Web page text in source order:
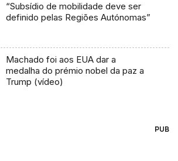
“Subsídio de mobilidade deve ser
definido pelas Regiões Autónomas”
Machado foi aos EUA dar a
medalha do prémio nobel da paz a
Trump (vídeo)
PUB